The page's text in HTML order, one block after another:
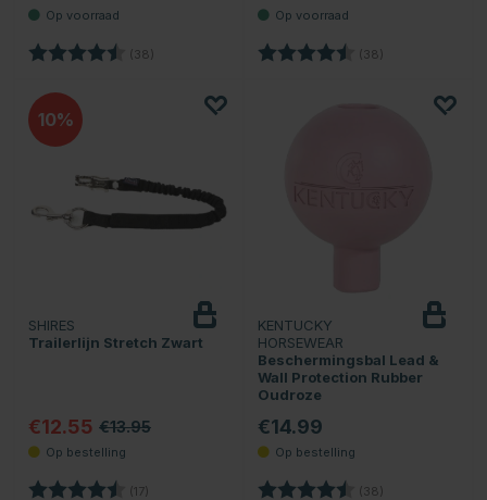
Beoordeling: (38) Beoordeling: (38)
10
SHIRES
Trailerlijn Stretch Zwart
€12.55 €13.95
Beoordeling: (17)
KENTUCKY
HORSEWEAR
Beschermingsbal Lead &
Wall Protection Rubber
Oudroze
€14.99
Beoordeling: (38)